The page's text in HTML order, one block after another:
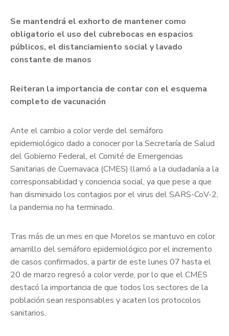
Se mantendrá el exhorto de mantener como
obligatorio el uso del cubrebocas en espacios
públicos, el distanciamiento social y lavado
constante de manos
Reiteran la importancia de contar con el esquema
completo de vacunación
Ante el cambio a color verde del semáforo
epidemiológico dado a conocer por la Secretaría de Salud
del Gobierno Federal, el Comité de Emergencias
Sanitarias de Cuernavaca (CMES) llamó a la ciudadanía a la
corresponsabilidad y conciencia social, ya que pese a que
han disminuido los contagios por el virus del SARS-CoV-2,
la pandemia no ha terminado.
Tras más de un mes en que Morelos se mantuvo en color
amarrillo del semáforo epidemiológico por el incremento
de casos confirmados, a partir de este lunes 07 hasta el
20 de marzo regresó a color verde, por lo que el CMES
destacó la importancia de que todos los sectores de la
población sean responsables y acaten los protocolos
sanitarios.